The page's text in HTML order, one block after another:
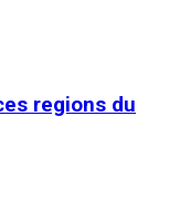
regions du